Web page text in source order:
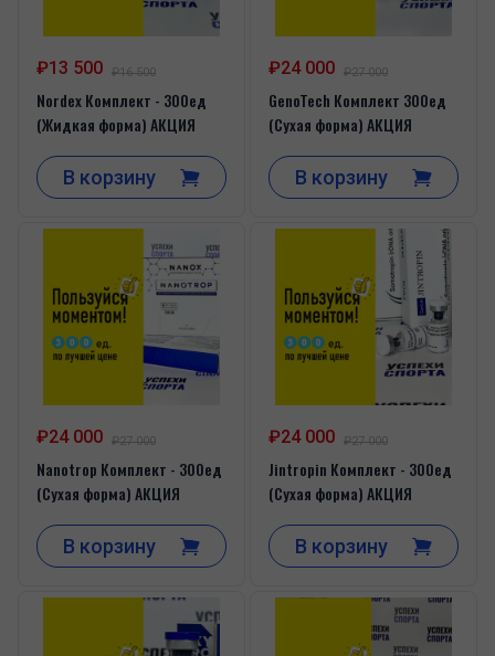
₽13 500 ₽16 500
Nordex Комплект - 300ед
(Жидкая форма) АКЦИЯ
В корзину
₽24 000 ₽27 000
GenoTech Комплект 300ед
(Сухая форма) АКЦИЯ
В корзину
₽24 000 ₽27 000
Nanotrop Комплект - 300ед
(Сухая форма) АКЦИЯ
В корзину
₽24 000 ₽27 000
Jintropin Комплект - 300ед
(Сухая форма) АКЦИЯ
В корзину